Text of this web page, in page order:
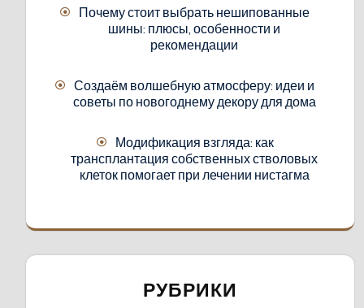
Почему стоит выбрать нешипованные
шины: плюсы, особенности и
рекомендации
Создаём волшебную атмосферу: идеи и
советы по новогоднему декору для дома
Модификация взгляда: как
трансплантация собственных стволовых
клеток помогает при лечении нистагма
РУБРИКИ